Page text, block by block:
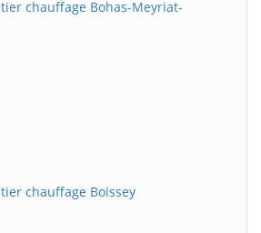
chauffage Bohas-Meyriat-
chauffage Boissey